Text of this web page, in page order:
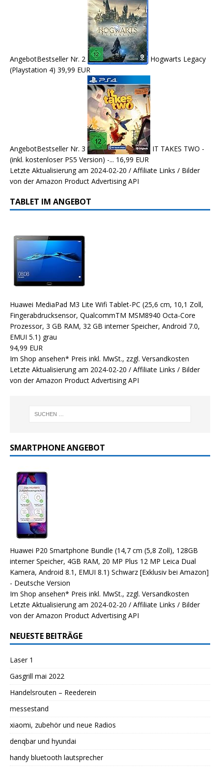
AngebotBestseller Nr. 2
Hogwarts Legacy
(Playstation 4) 39,99 EUR
AngebotBestseller Nr. 3
IT TAKES TWO -
(inkl. kostenloser PS5 Version) -... 16,99 EUR
Letzte Aktualisierung am 2024-02-20 / Affiliate Links / Bilder
von der Amazon Product Advertising API
TABLET IM ANGEBOT
Huawei MediaPad M3 Lite Wifi Tablet-PC (25,6 cm, 10,1 Zoll,
Fingerabdrucksensor, QualcommTM MSM8940 Octa-Core
Prozessor, 3 GB RAM, 32 GB interner Speicher, Android 7.0,
EMUI 5.1) grau
94,99 EUR
Im Shop ansehen* Preis inkl. MwSt., zzgl. Versandkosten
Letzte Aktualisierung am 2024-02-20 / Affiliate Links / Bilder
von der Amazon Product Advertising API
SMARTPHONE ANGEBOT
Huawei P20 Smartphone Bundle (14,7 cm (5,8 Zoll), 128GB
interner Speicher, 4GB RAM, 20 MP Plus 12 MP Leica Dual
Kamera, Android 8.1, EMUI 8.1) Schwarz [Exklusiv bei Amazon]
- Deutsche Version
Im Shop ansehen* Preis inkl. MwSt., zzgl. Versandkosten
Letzte Aktualisierung am 2024-02-20 / Affiliate Links / Bilder
von der Amazon Product Advertising API
NEUESTE BEITRÄGE
Laser 1
Gasgrill mai 2022
Handelsrouten – Reederein
messestand
xiaomi, zubehör und neue Radios
denqbar und hyundai
handy bluetooth lautsprecher